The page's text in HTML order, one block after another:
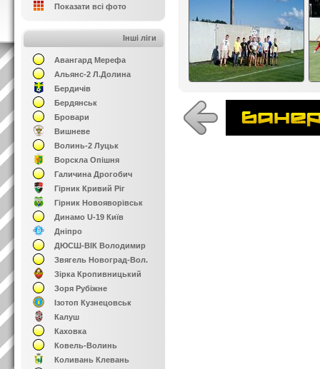
Показати всі фото
Інші ліги
Авангард Мерефа
Альянс-2 Л.Долина
Бердичів
Бердянськ
Бровари
Вишневе
Волинь-2 Луцьк
Ворскла Опішня
Галичина Дрогобич
Гірник Кривий Ріг
Гірник Новояворівськ
Динамо U-19 Київ
Дніпро
ДЮСШ-ВІК Володимир
Звягель Новоград-Вол.
Зірка Кропивницький
Зоря Рубіжне
Ізотоп Кузнецовськ
Калуш
Каховка
Ковель-Волинь
Коливань Клевань